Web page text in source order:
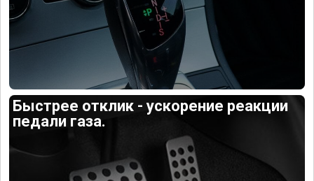
Быстрее отклик - ускорение реакции
педали газа.